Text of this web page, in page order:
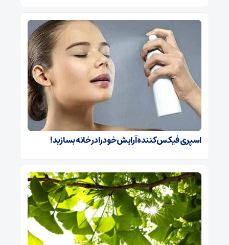
اسپری فیکس کننده آرایش خود را در خانه بسازید!